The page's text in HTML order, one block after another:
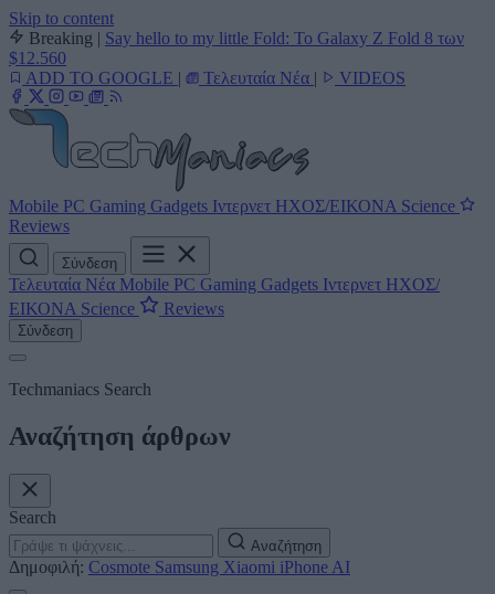
Skip to content
Breaking | Say hello to my little Fold: Το Galaxy Z Fold 8 των
$12.560
ADD TO GOOGLE | Τελευταία Νέα | VIDEOS
Mobile PC Gaming Gadgets Ιντερνετ ΗΧΟΣ/ΕΙΚΟΝΑ Science
Reviews
Σύνδεση
Τελευταία Νέα Mobile PC Gaming Gadgets Ιντερνετ ΗΧΟΣ/
ΕΙΚΟΝΑ Science Reviews
Σύνδεση
Techmaniacs Search
Αναζήτηση άρθρων
Search
Αναζήτηση
Δημοφιλή: Cosmote Samsung Xiaomi iPhone AI